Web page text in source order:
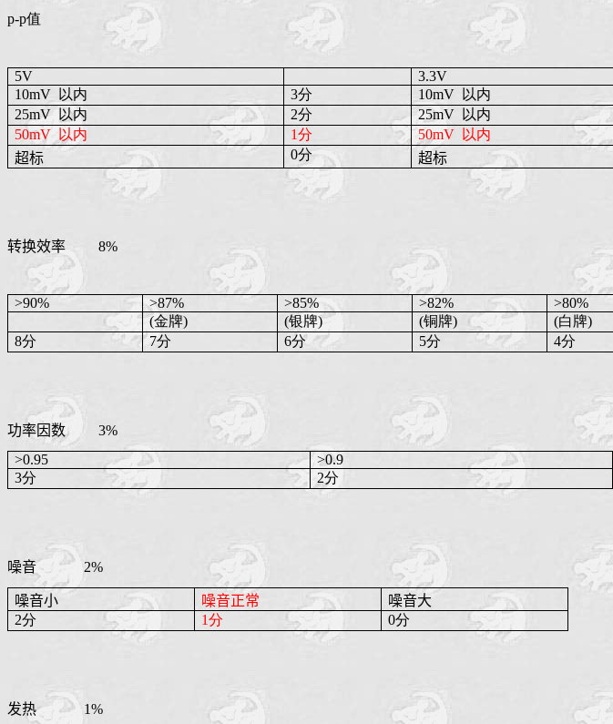
p-p值
5V 3.3V
10mV
以内 3分 10mV 以内
25mV
以内 2分 25mV 以内
50mV
以内 1分 50mV 以内
超标
0分 超标
转换效率 8%
>90% >87% >85% >82% >80%
(金牌)
(银牌) (铜牌) (白牌)
8分
7分 6分 5分 4分
功率因数
3%
>0.95
>0.9
3分
2分
噪音 2%
噪音小 噪音正常
噪音大
2分
1分 0分
发热 1%